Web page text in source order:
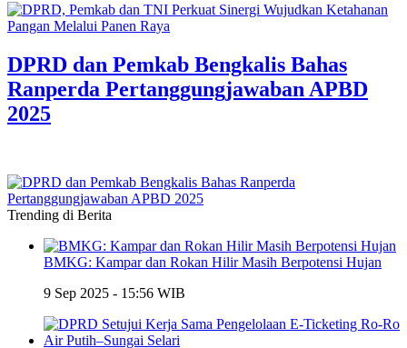
DPRD dan Pemkab Bengkalis Bahas
Ranperda Pertanggungjawaban APBD
2025
Trending di Berita
BMKG: Kampar dan Rokan Hilir Masih Berpotensi Hujan
9 Sep 2025 - 15:56 WIB